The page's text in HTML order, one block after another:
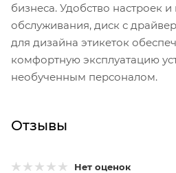
бизнеса. Удобство настроек и
обслуживания, диск с
для дизайна этикеток
комфортную эксплуатацию
необученным персоналом.
Отзывы
Нет оценок